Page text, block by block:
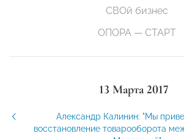
СВОй бизнес
ОПОРА — СТАРТ
13 Марта 2017
Александр Калинин: "Мы
восстановление товарооборота